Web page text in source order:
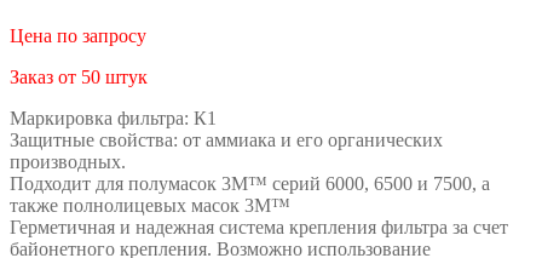
Цена по запросу
Заказ от 50 штук
Маркировка фильтра: К1
Защитные свойства: от аммиака и его органических
производных.
Подходит для полумасок 3M™ серий 6000, 6500 и 7500, а
также полнолицевых масок 3M™
Герметичная и надежная система крепления фильтра за счет
байонетного крепления. Возможно использование